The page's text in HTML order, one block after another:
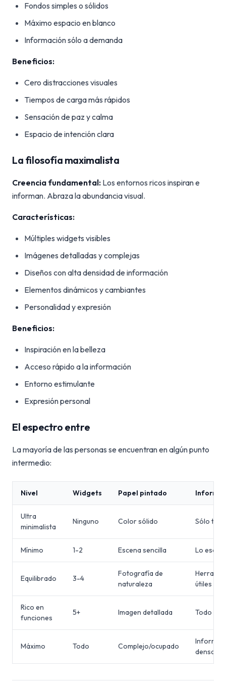
Fondos simples o sólidos
Máximo espacio en blanco
Información sólo a demanda
Beneficios:
Cero distracciones visuales
Tiempos de carga más rápidos
Sensación de paz y calma
Espacio de intención clara
La filosofía maximalista
Creencia fundamental: Los entornos ricos inspiran e
informan. Abraza la abundancia visual.
Características:
Múltiples widgets visibles
Imágenes detalladas y complejas
Diseños con alta densidad de información
Elementos dinámicos y cambiantes
Personalidad y expresión
Beneficios:
Inspiración en la belleza
Acceso rápido a la información
Entorno estimulante
Expresión personal
El espectro entre
La mayoría de las personas se encuentran en algún punto
intermedio:
Nivel Widgets Papel pintado
Ultra
minimalista
Ninguno Color sólido Sólo
Mínimo 1-2 Escena sencilla Lo
Equilibrado 3-4
Fotografía de
naturaleza
útiles
Rico en
funciones
5+ Imagen detallada Todo
Máximo Todo Complejo/ocupado
densa